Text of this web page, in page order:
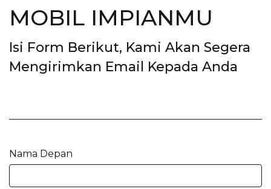
MOBIL IMPIANMU
Isi Form Berikut, Kami Akan Segera
Mengirimkan Email Kepada Anda
Nama Depan